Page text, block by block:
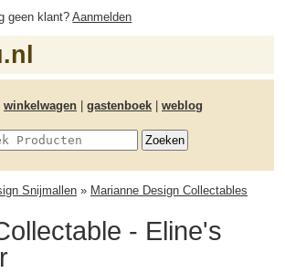
geen klant?Aanmelden
winkelwagen gastenboek weblog
Snijmallen » Marianne Design Collectables
- Eline's